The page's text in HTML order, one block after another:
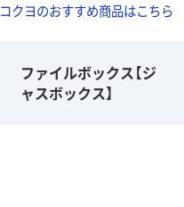
コクヨのおすすめ商品はこちら
ファイルボックス【ジ
ャスボックス】